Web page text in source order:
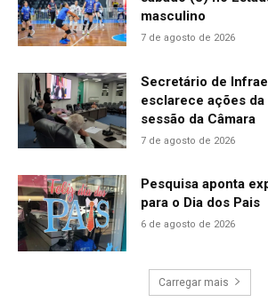
masculino
7 de agosto de 2026
Secretário de
esclarece ações da
sessão da Câmara
7 de agosto de 2026
Pesquisa aponta
para o Dia dos Pais
6 de agosto de 2026
Carregar mais